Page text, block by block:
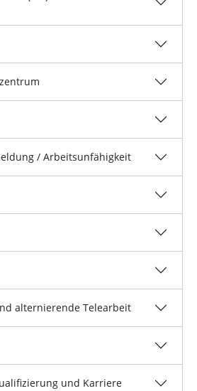
/ Arbeitsunfähigkeit
alternierende Telearbeit
und Karriere